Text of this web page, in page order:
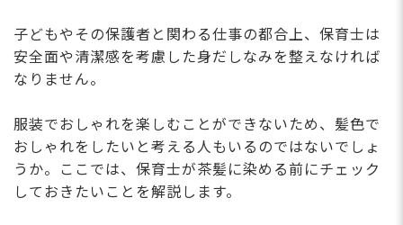
子どもやその保護者と関わる仕事の都合上、保育士は
安全面や清潔感を考慮した身だしなみを整えなければ
なりません。
服装でおしゃれを楽しむことができないため、髪色で
おしゃれをしたいと考える人もいるのではないでしょ
うか。ここでは、保育士が茶髪に染める前にチェック
しておきたいことを解説します。